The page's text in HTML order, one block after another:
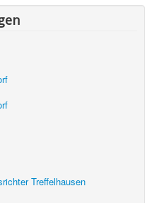
Treffelhausen